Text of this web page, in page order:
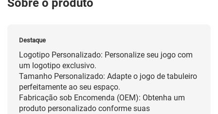
Sobre o produto
Destaque
Logotipo Personalizado: Personalize seu jogo com
um logotipo exclusivo.
Tamanho Personalizado: Adapte o jogo de tabuleiro
perfeitamente ao seu espaço.
Fabricação sob Encomenda (OEM): Obtenha um
produto personalizado conforme suas